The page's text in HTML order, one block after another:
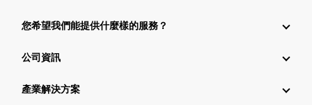
您希望我們能提供什麼樣的服務？
公司資訊
產業解決方案